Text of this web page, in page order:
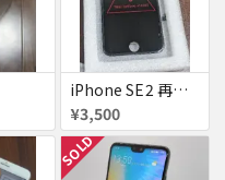
iPhone SE2 再生液晶パネル 黒
¥3,500
SOLD